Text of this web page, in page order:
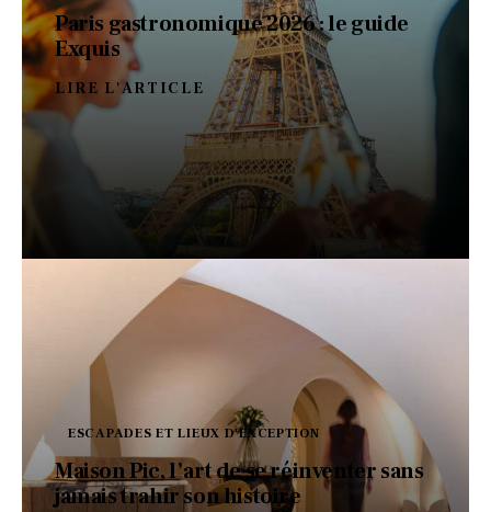
Paris gastronomique 2026 : le guide
Exquis
LIRE L'ARTICLE
ESCAPADES ET LIEUX D'EXCEPTION
Maison Pic, l’art de se réinventer sans
jamais trahir son histoire